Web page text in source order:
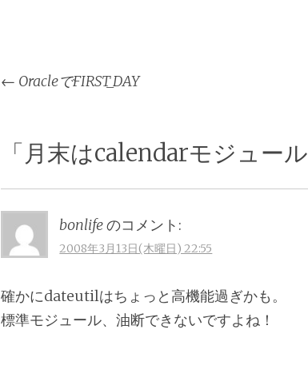
投
ビ
ゲ
ー
シ
ョ
ン
← OracleでFIRST_DAY
「 月末はcalendarモジュール
bonlifeのコメント:
2008年3月13日(木曜日) 22:55
確かにdateutilはちょっと高機能過ぎかも。
標準モジュール、油断できないですよね！